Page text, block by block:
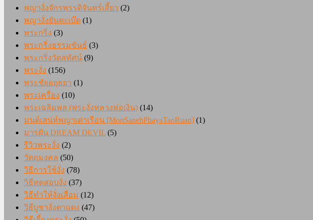
พญางั่งจักรพรรดิจันทร์เสี้ยว (2)
พญางั่งยันตะเบ๊ด (1)
พระกริ่ง (3)
พระกริ่งธรรมขันธ์ (3)
พระกริ่งวัดสุทัศน์ (9)
พระงั่ง (156)
พระชัยอยุธยา (1)
พระเครื่อง (10)
พระเฉลิมพล (พระงั่งหลวงพ่อเงิน) (14)
มนต์เสน่ห์พญาเต่าเรือน [MonSanehPhayaTaoRuan] (1)
มารฝัน DREAM DEVIL (5)
รีวิวพระงั่ง (2)
วัตถุมงคล (50)
วิธีการใช้งั่ง (78)
วิธีทดสอบงั่ง (37)
วิธีทำให้งั่งเสื่อม (12)
วิธีบูชางั่งตาแดง (47)